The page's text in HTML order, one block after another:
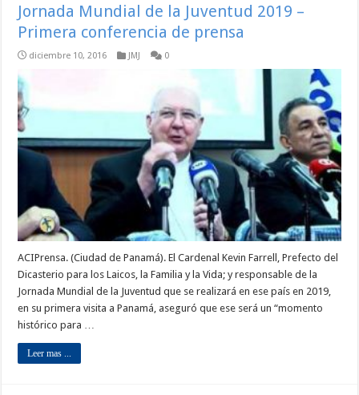
Jornada Mundial de la Juventud 2019 –
Primera conferencia de prensa
diciembre 10, 2016 JMJ 0
ACIPrensa. (Ciudad de Panamá). El Cardenal Kevin Farrell, Prefecto del
Dicasterio para los Laicos, la Familia y la Vida; y responsable de la
Jornada Mundial de la Juventud que se realizará en ese país en 2019,
en su primera visita a Panamá, aseguró que ese será un “momento
histórico para …
Leer mas ...